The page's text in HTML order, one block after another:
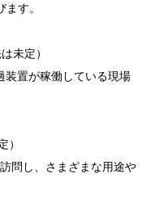
す。
定）
稼働している現場
さまざまな用途や